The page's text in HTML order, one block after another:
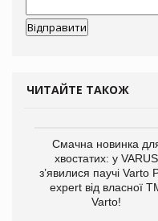
ЧИТАЙТЕ ТАКОЖ
Смачна новинка
хвостатих: у VARUS
з’явилися паучі Varto
expert від власної
Varto!